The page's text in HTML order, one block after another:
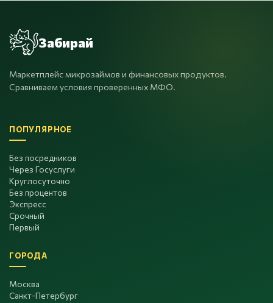
Забирай
Маркетплейс микрозаймов и финансовых продуктов.
Сравниваем условия проверенных МФО.
ПОПУЛЯРНОЕ
Без посредников
Через Госуслуги
Круглосуточно
Без процентов
Экспресс
Срочный
Первый
ГОРОДА
Москва
Санкт-Петербург